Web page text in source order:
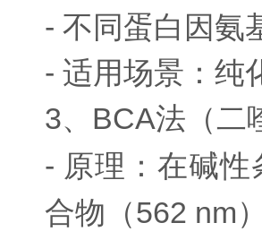
- 不同蛋白因氨
- 适用场景：纯
3、BCA法（二
- 原理：在碱
合物（562 nm）